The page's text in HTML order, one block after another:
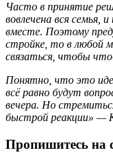
Часто в принятие
вовлечена вся семья,
вместе. Поэтому
стройке, то в любой
связаться, чтобы
Понятно, что это
всё равно будут
вечера. Но
быстрой реакции» —
Пропишитесь на